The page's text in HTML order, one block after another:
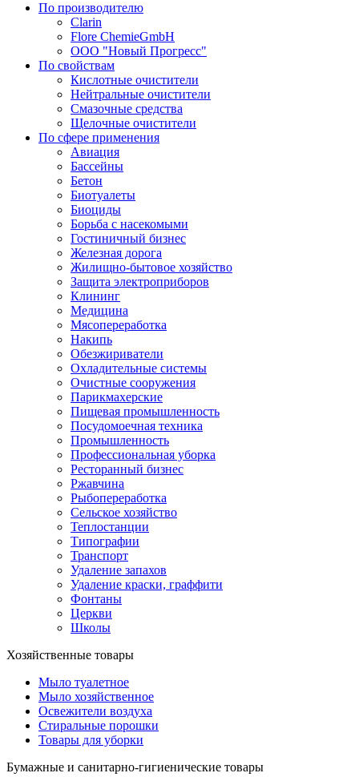
По производителю
Clarin
Flore ChemieGmbH
ООО "Новый Прогресс"
По свойствам
Кислотные очистители
Нейтральные очистители
Смазочные средства
Щелочные очистители
По сфере применения
Авиация
Бассейны
Бетон
Биотуалеты
Биоциды
Борьба с насекомыми
Гостиничный бизнес
Железная дорога
Жилищно-бытовое хозяйство
Защита электроприборов
Клининг
Медицина
Мясопереработка
Накипь
Обезжириватели
Охладительные системы
Очистные сооружения
Парикмахерские
Пищевая промышленность
Посудомоечная техника
Промышленность
Профессиональная уборка
Ресторанный бизнес
Ржавчина
Рыбопереработка
Сельское хозяйство
Теплостанции
Типографии
Транспорт
Удаление запахов
Удаление краски, граффити
Фонтаны
Церкви
Школы
Хозяйственные товары
Мыло туалетное
Мыло хозяйственное
Освежители воздуха
Стиральные порошки
Товары для уборки
Бумажные и санитарно-гигиенические товары